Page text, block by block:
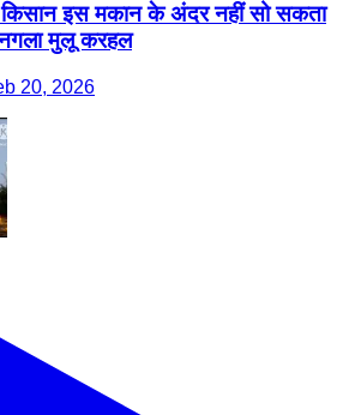
इस मकान के अंदर नहीं सो सकता
नगला मुलू करहल
20, 2026